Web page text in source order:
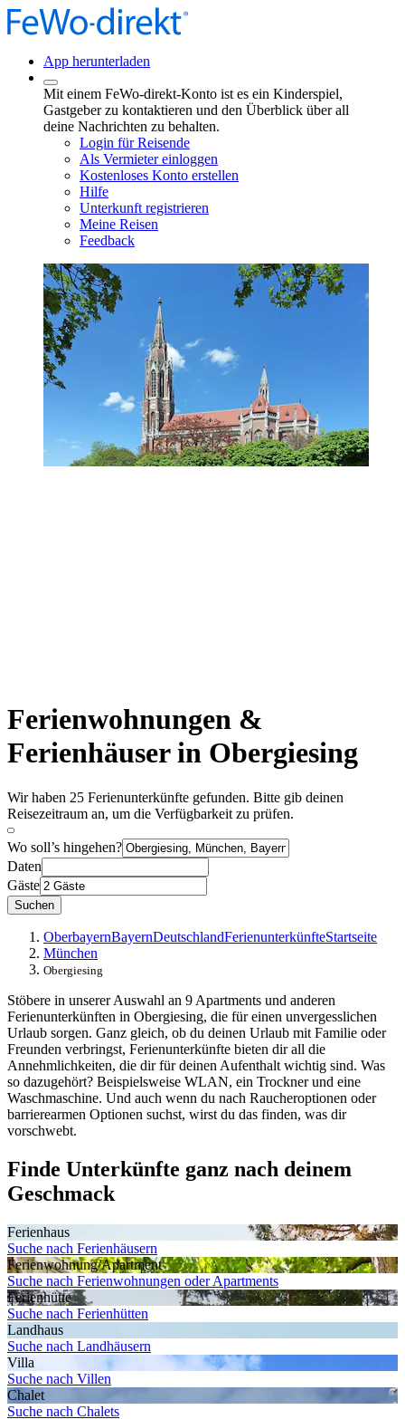
App herunterladen
Mit einem FeWo-direkt-Konto ist es ein Kinderspiel,
Gastgeber zu kontaktieren und den Überblick über all
deine Nachrichten zu behalten.
Login für Reisende
Als Vermieter einloggen
Kostenloses Konto erstellen
Hilfe
Unterkunft registrieren
Meine Reisen
Feedback
Ferienwohnungen &
Ferienhäuser in Obergiesing
Wir haben 25 Ferienunterkünfte gefunden. Bitte gib deinen
Reisezeitraum an, um die Verfügbarkeit zu prüfen.
Wo soll’s hingehen?
Daten
Gäste
Suchen
OberbayernBayernDeutschlandFerienunterkünfteStartseite
München
Obergiesing
Stöbere in unserer Auswahl an 9 Apartments und anderen
Ferienunterkünften in Obergiesing, die für einen unvergesslichen
Urlaub sorgen. Ganz gleich, ob du deinen Urlaub mit Familie oder
Freunden verbringst, Ferienunterkünfte bieten dir all die
Annehmlichkeiten, die dir für deinen Aufenthalt wichtig sind. Was
so dazugehört? Beispielsweise WLAN, ein Trockner und eine
Waschmaschine. Und auch wenn du nach Raucheroptionen oder
barrierearmen Optionen suchst, wirst du das finden, was dir
vorschwebt.
Finde Unterkünfte ganz nach deinem
Geschmack
Ferienhaus
Suche nach Ferienhäusern
Ferienwohnung/Apartment
Suche nach Ferienwohnungen oder Apartments
Ferienhütte
Suche nach Ferienhütten
Landhaus
Suche nach Landhäusern
Villa
Suche nach Villen
Chalet
Suche nach Chalets